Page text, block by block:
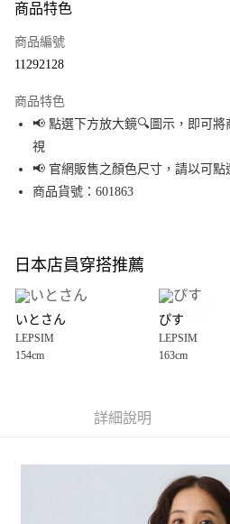
信用卡一次付款
Apple Pay
街口支付
悠遊付
全盈+PAY
大哥付你分期
【大哥付你分期使用說明】
1.本服務由台灣大哥大提供，台灣大哥大用
2.付款方式選擇「大哥付你分期」，訂單成
3.實際核准額度、可分期數及費用金額請依
4.訂單成立30分鐘內，如未前往確認交易或
1.分期款項不併入電信帳單，「大哥付你分
AFTEE先享後付
３．安心：先確認商品／服務後，再付款。
【「AFTEE先享後付」結帳流程】
１．於結帳方式選擇「AFTEE先享後付」
每筆NT$80，滿NT$1,500(含以上)免運
每筆NT$80，滿NT$1,500(含以上)免運
商品特色
商品編號
11292128
商品特色
📢 點選下方放大鏡🔍圖示，即可
視
📢 官網販售之顏色尺寸，請以可點
商品貨號：601863
日本店員穿搭推薦
いとさん
LEPSIM
154cm
ぴす
LEPSIM
163cm
詳細說明